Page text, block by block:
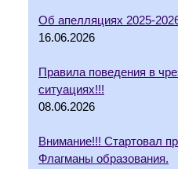
Об апелляциях 2025-
16.06.2026
Правила поведения в
ситуациях!!!
08.06.2026
Внимание!!! Стартовал
Флагманы образования.